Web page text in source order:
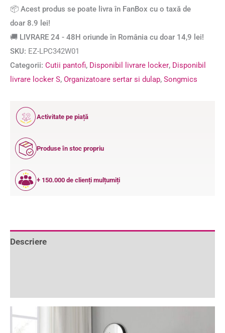
📦 Acest produs se poate livra în FanBox cu o taxă de
doar 8.9 lei!
🚚 LIVRARE 24 - 48H oriunde în România cu doar 14,9 lei!
SKU: EZ-LPC342W01
Categorii: Cutii pantofi, Disponibil livrare locker, Disponibil
livrare locker S, Organizatoare sertar si dulap, Songmics
12
ANI
Activitate pe piață
Produse în stoc propriu
+ 150.000 de clienți mulțumiți
Descriere